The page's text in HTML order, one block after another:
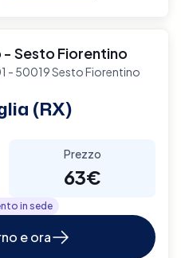
- Sesto Fiorentino
- 50019 Sesto Fiorentino
(RX)
Prezzo
63€
in sede
e ora